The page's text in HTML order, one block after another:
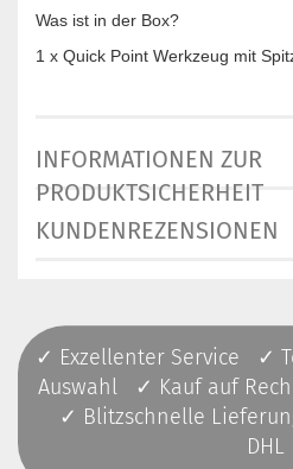
Was ist in der Box?
1 x Quick Point Werkzeug mit
INFORMATIONEN ZUR
PRODUKTSICHERHEIT
KUNDENREZENSIONEN
✓ Exzellenter Service ✓
Auswahl ✓ Kauf auf
✓ Blitzschnelle
DHL